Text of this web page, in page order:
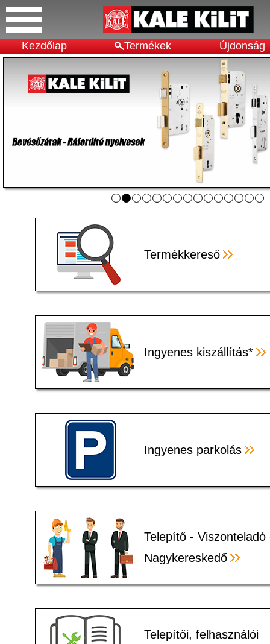
Kezdőlap Termékek Újdonság
Termékkereső
Ingyenes kiszállítás*
Ingyenes parkolás
Telepítő - Viszonteladó
Nagykereskedő
Telepítői, felhasználói